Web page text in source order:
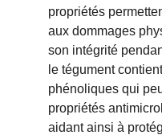
propriétés
aux dommages
son intégrité
le tégument
phénoliques qui
propriétés
aidant ainsi à